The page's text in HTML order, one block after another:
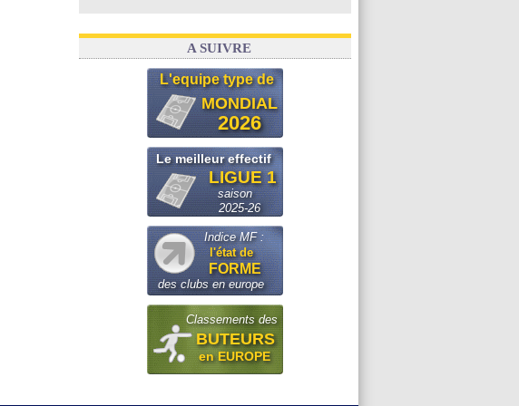
A SUIVRE
L'equipe type de
MONDIAL
2026
Le meilleur effectif
LIGUE 1
saison
2025-26
Indice MF :
l'état de
FORME
des clubs en europe
Classements des
BUTEURS
en EUROPE